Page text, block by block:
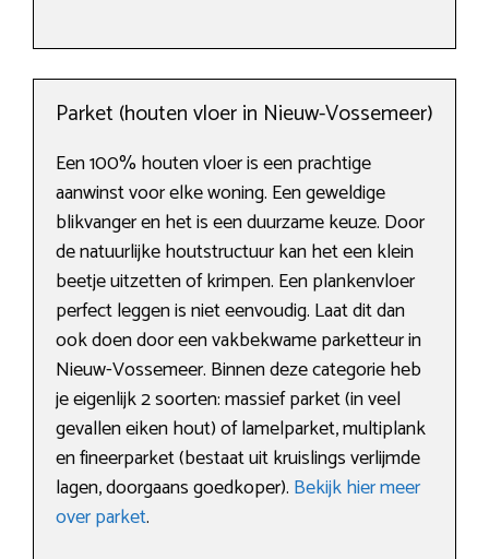
Parket (houten vloer in Nieuw-Vossemeer)
Een 100% houten vloer is een prachtige
aanwinst voor elke woning. Een geweldige
blikvanger en het is een duurzame keuze. Door
de natuurlijke houtstructuur kan het een klein
beetje uitzetten of krimpen. Een plankenvloer
perfect leggen is niet eenvoudig. Laat dit dan
ook doen door een vakbekwame parketteur in
Nieuw-Vossemeer. Binnen deze categorie heb
je eigenlijk 2 soorten: massief parket (in veel
gevallen eiken hout) of lamelparket, multiplank
en fineerparket (bestaat uit kruislings verlijmde
lagen, doorgaans goedkoper). Bekijk hier meer
over parket.